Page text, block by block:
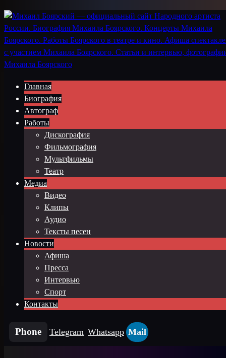
Главная
Биография
Автограф
Работы
Дискография
Фильмография
Мультфильмы
Театр
Медиа
Видео
Клипы
Аудио
Тексты песен
Новости
Афиша
Пресса
Интервью
Спорт
Контакты
Phone Telegram Whatsapp Mail